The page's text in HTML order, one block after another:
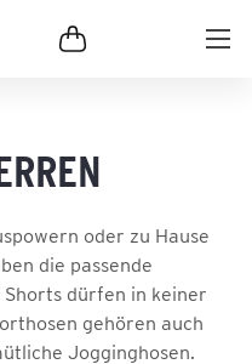
oder zu Hause
die passende
dürfen in keiner
gehören auch
Jogginghosen.